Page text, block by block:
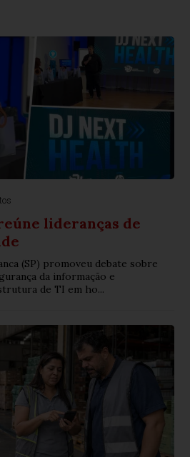
lideranças de
(SP) promoveu debate sobre
da informação e
de TI em ho...